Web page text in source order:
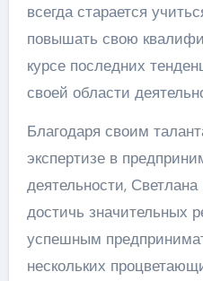
всегда старается
повышать свою
курсе последних
своей области
Благодаря своим
экспертизе в
деятельности,
достичь значительных
успешным
нескольких